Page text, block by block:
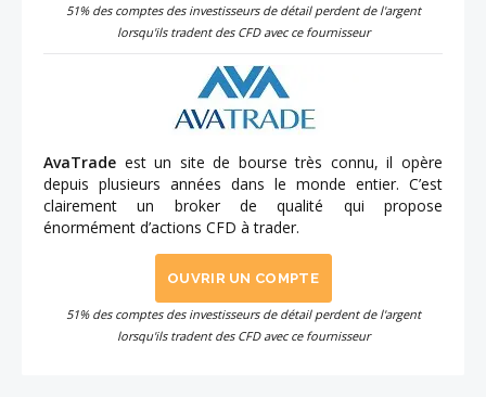
51% des comptes des investisseurs de détail perdent de l'argent
lorsqu'ils tradent des CFD avec ce fournisseur
AvaTrade est un site de bourse très connu, il opère
depuis plusieurs années dans le monde entier. C’est
clairement un broker de qualité qui propose
énormément d’actions CFD à trader.
OUVRIR UN COMPTE
51% des comptes des investisseurs de détail perdent de l'argent
lorsqu'ils tradent des CFD avec ce fournisseur